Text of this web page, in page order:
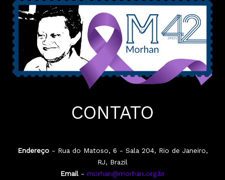
CONTATO
Endereço- Rua do Matoso, 6 - Sala 204, Rio de Janeiro,
RJ, Brazil
Email- morhan@morhan.org.br